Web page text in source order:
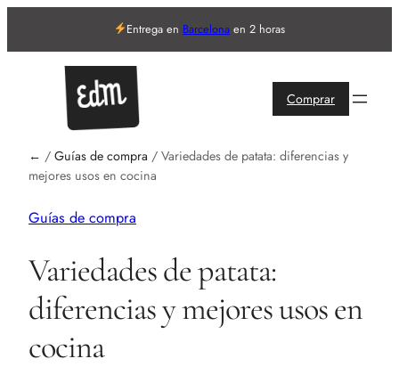
Entrega en Barcelona en 2 horas
Comprar
← / Guías de compra / Variedades de patata: diferencias y
mejores usos en cocina
Guías de compra
Variedades de patata:
diferencias y mejores usos en
cocina